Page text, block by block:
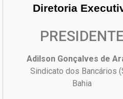
Diretoria
PRESIDENTE
Adilson Gonçalves de
Sindicato dos Bancários
Bahia